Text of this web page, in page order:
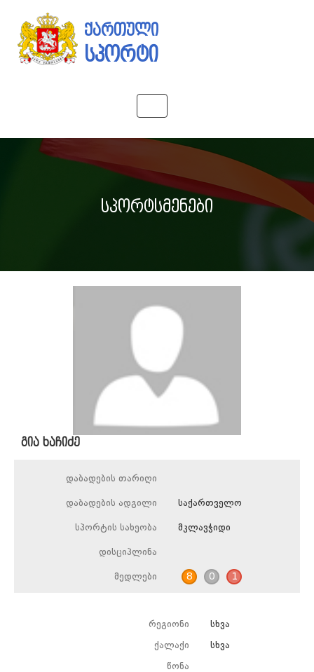
ქართული
სპორტი
navigation
სპორტსმენები
გია ხაჩიძე
დაბადების თარიღი
დაბადების ადგილი საქართველო
სპორტის სახეობა მკლავჭიდი
დისციპლინა
მედლები 8 0 1
რეგიონი სხვა
ქალაქი სხვა
წონა